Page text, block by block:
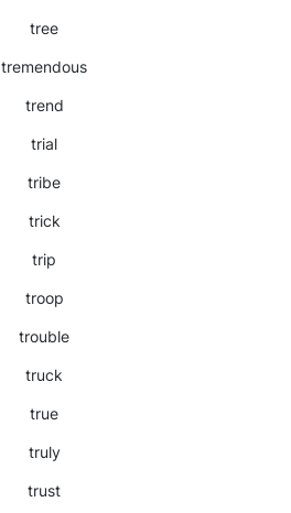
tree
tremendous
trend
trial
tribe
trick
trip
troop
trouble
truck
true
truly
trust